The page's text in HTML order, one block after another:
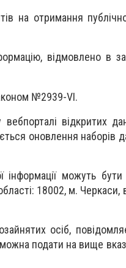
на отримання
відмовлено в
№2939-VІ.
відкритих
оновлення наборів
можуть
18002, м.
осіб,
подати на вище